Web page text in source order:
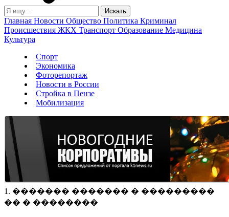
Главная Новости Общество Политика Криминал
Происшествия ЖКХ Транспорт Образование Медицина
Культура
Спорт
Экономика
Фоторепортаж
Новости в России
Стройка в Пензе
Мобилизация
1. ������� ������� � ���������
�� � ��������